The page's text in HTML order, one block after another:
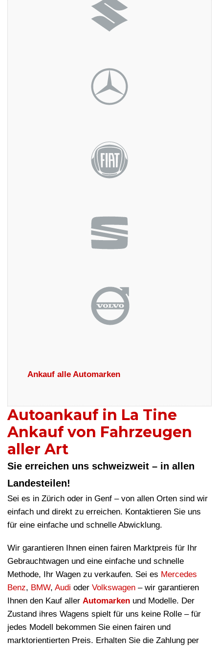
Ankauf alle Automarken
Autoankauf in La Tine
Ankauf von Fahrzeugen
aller Art
Sie erreichen uns schweizweit – in allen
Landesteilen!
Sei es in Zürich oder in Genf – von allen Orten sind wir
einfach und direkt zu erreichen. Kontaktieren Sie uns
für eine einfache und schnelle Abwicklung.
Wir garantieren Ihnen einen fairen Marktpreis für Ihr
Gebrauchtwagen und eine einfache und schnelle
Methode, Ihr Wagen zu verkaufen. Sei es Mercedes
Benz, BMW, Audi oder Volkswagen – wir garantieren
Ihnen den Kauf aller Automarken und Modelle. Der
Zustand ihres Wagens spielt für uns keine Rolle – für
jedes Modell bekommen Sie einen fairen und
marktorientierten Preis. Erhalten Sie die Zahlung per